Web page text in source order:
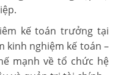
kế toán trưởng tại
kinh nghiệm kế toán –
mạnh về tổ chức hệ